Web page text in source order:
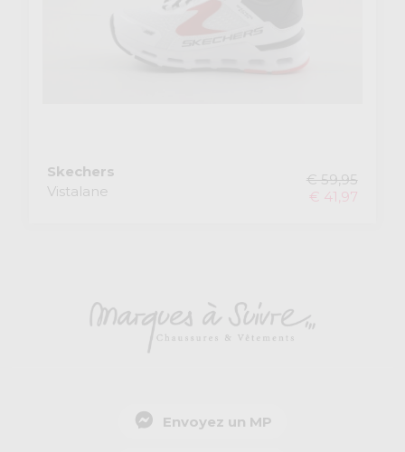
Skechers
Vistalane
€ 59,95
€ 41,97
Envoyez un MP